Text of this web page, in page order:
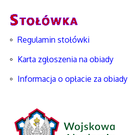
Regulamin stołówki
Karta zgłoszenia na obiady
Informacja o opłacie za obiady